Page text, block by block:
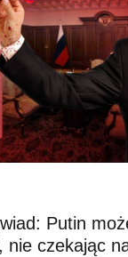
Putin
nie czekając